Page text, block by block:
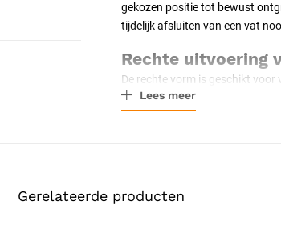
gekozen positie tot bewust
tijdelijk afsluiten van een vat
Rechte uitvoering
De rechte vorm is geschikt voor
oppervlak. De klem volgt een
weefselstructuren zonder ze te
Lees meer
Gerelateerde producten